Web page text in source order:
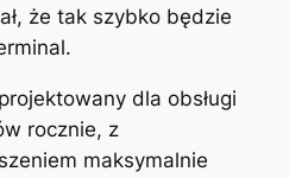
że tak szybko będzie
dla obsługi
rocznie, z
maksymalnie